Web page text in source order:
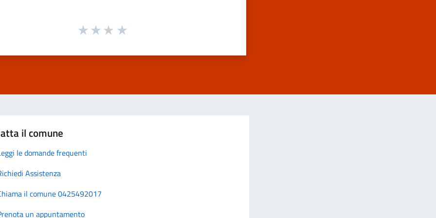
il comune
le domande frequenti
Assistenza
il comune 0425492017
un appuntamento